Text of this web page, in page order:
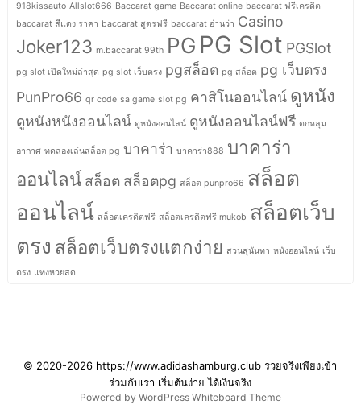
918kissauto Allslot666 Baccarat game Baccarat online baccarat ฟรีเครดิต
baccarat สีแดง ราคา baccarat สูตรฟรี baccarat อ่านว่า Casino
Joker123 m.baccarat 99th PG PG Slot PGSlot
pg slot เปิดใหม่ล่าสุด pg slot เว็บตรง pgสล็อต pg สล็อต pg เว็บตรง
PunPro66 qr code sa game slot pg คาสิโนออนไลน์ ดูหนัง
ดูหนังหนังออนไลน์ ดูหนังออนไลน์ ดูหนังออนไลน์ฟรี ตกหลุม
อากาศ ทดลองเล่นสล็อต pg บาคาร่า บาคาร่า888 บาคาร่า
ออนไลน์ สล็อต สล็อตpg สล็อต punpro66 สล็อต
ออนไลน์ สล็อตเครดิตฟรี สล็อตเครดิตฟรี mukob สล็อตเว็บ
ตรง สล็อตเว็บตรงแตกง่าย สวนสุนันทา หนังออนไลน์ เว็บ
ตรง แทงหวยสด
© 2020-2026 https://www.adidashamburg.club รวยจริงเพียงเข้า
ร่วมกับเรา เริ่มต้นง่าย ได้เงินจริง
Powered by WordPress Whiteboard Theme